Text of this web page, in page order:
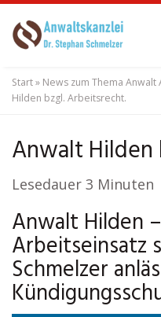
to
content
Start» News zum Thema
Hilden bzgl. Arbeitsrecht.
Anwalt
Lesedauer 3 Minuten
Anwalt Hilden
Arbeitseinsatz
Schmelzer